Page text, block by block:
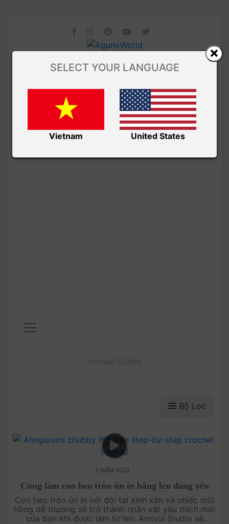
Bộ Lọc
2 NĂM AGO
Cùng làm con heo tròn ủn ỉn bằng len đáng yêu
Con heo tròn ủn ỉn với đôi tai xinh xắn và chiếc mũi
hồng dễ thương sẽ trở thành nhân vật yêu thích mới
của bạn khi được làm từ len. Amivui Studio sẽ
SELECT YOUR LANGUAGE
Vietnam United States